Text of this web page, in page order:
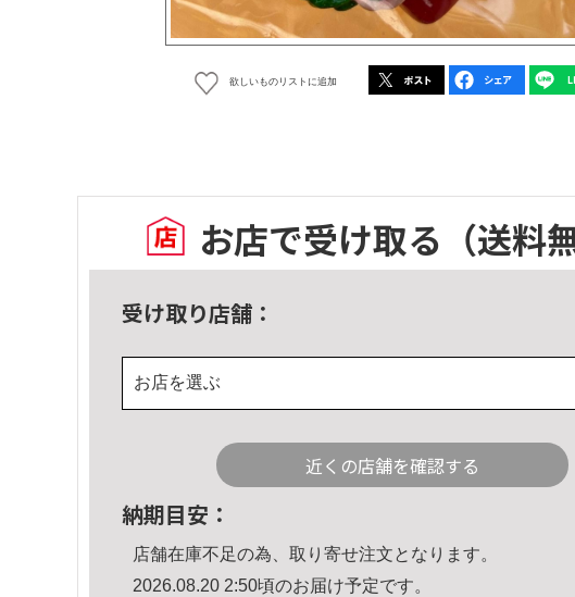
欲しいものリストに追加
お店で受け取る （送料
受け取り店舗：
お店を選ぶ
近くの店舗を確認する
納期目安：
店舗在庫不足の為、取り寄せ注文となります。
2026.08.20 2:50頃のお届け予定です。